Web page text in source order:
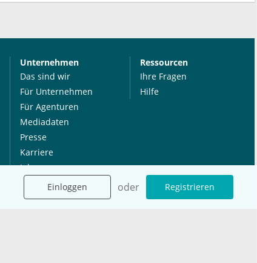
Einloggen oder Registrieren
Unternehmen
Das sind wir
Für Unternehmen
Für Agenturen
Mediadaten
Presse
Karriere
Jobs
Ressourcen
Ihre Fragen
Hilfe
International
Social Media